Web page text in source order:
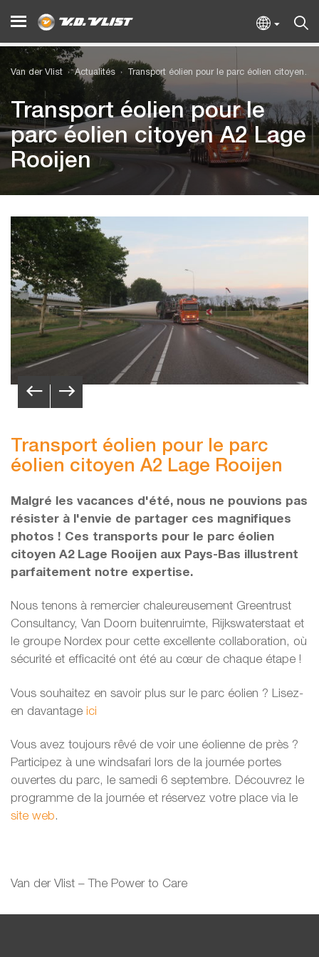
Van der Vlist Actualités Transport éolien pour le parc éolien citoyen A2 Lage Rooijen
Transport éolien pour le
parc éolien citoyen A2 Lage
Rooijen
Transport éolien pour le parc
éolien citoyen A2 Lage Rooijen
Malgré les vacances d'été, nous ne pouvions pas
résister à l'envie de partager ces magnifiques
photos ! Ces transports pour le parc éolien
citoyen A2 Lage Rooijen aux Pays-Bas illustrent
parfaitement notre expertise.
Nous tenons à remercier chaleureusement Greentrust
Consultancy, Van Doorn buitenruimte, Rijkswaterstaat et
le groupe Nordex pour cette excellente collaboration, où
sécurité et efficacité ont été au cœur de chaque étape !
Vous souhaitez en savoir plus sur le parc éolien ? Lisez-
en davantage ici
Vous avez toujours rêvé de voir une éolienne de près ?
Participez à une windsafari lors de la journée portes
ouvertes du parc, le samedi 6 septembre. Découvrez le
programme de la journée et réservez votre place via le
site web .
Van der Vlist – The Power to Care